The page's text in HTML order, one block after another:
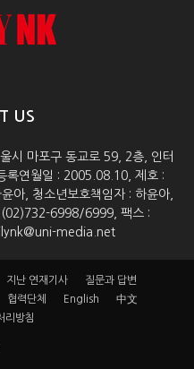
US
시 마포구 동교로 59, 2층, 인터
록연월일 : 2005.08.10, 제호 :
아, 청소년보호책임자 : 하윤아,
(02)732-6998/6999, 팩스 :
media.net
지난 연재기사
질문과 답변
협력단체 English
中文
리방침